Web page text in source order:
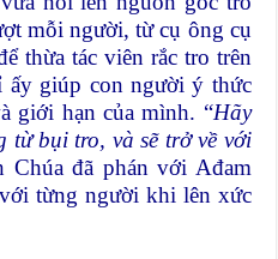
mỗi người, từ cụ ông cụ
thừa tác viên rắc tro trên
ấy giúp con người ý thức
giới hạn của mình. “Hãy
từ bụi tro, và sẽ trở về với
đã phán với Ađam
từng người khi lên xức